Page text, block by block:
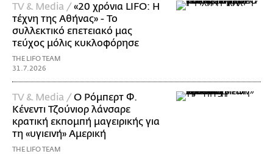
TV & Media /«20 χρόνια LIFO: Η
τέχνη της Αθήνας» - Το
συλλεκτικό επετειακό μας
τεύχος μόλις κυκλοφόρησε
THE LIFO TEAM
31.7.2026
TV & Media /Ο Ρόμπερτ Φ.
Κένεντι Τζούνιορ λάνσαρε
κρατική εκπομπή μαγειρικής για
τη «υγιεινή» Αμερική
THE LIFO TEAM